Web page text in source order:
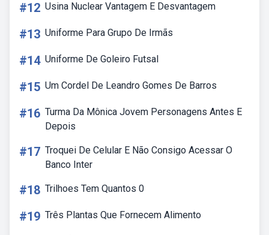
#12 Usina Nuclear Vantagem E Desvantagem
#13 Uniforme Para Grupo De Irmãs
#14 Uniforme De Goleiro Futsal
#15 Um Cordel De Leandro Gomes De Barros
#16 Turma Da Mônica Jovem Personagens Antes E
Depois
#17 Troquei De Celular E Não Consigo Acessar O
Banco Inter
#18 Trilhoes Tem Quantos 0
#19 Três Plantas Que Fornecem Alimento